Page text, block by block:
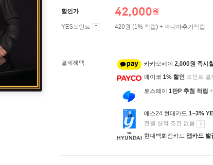
할인가 42,000원
YES포인트 420원 (1% 적립) + 마니아추가적립
결제혜택 카카오페이 2,000원 즉시
페이코 1% 할인 포인트 결
토스페이 1만P 추첨 적립
예스24 현대카드 1~3%
전월 실적 조건 없음
현대백화점카드 앱카드 발